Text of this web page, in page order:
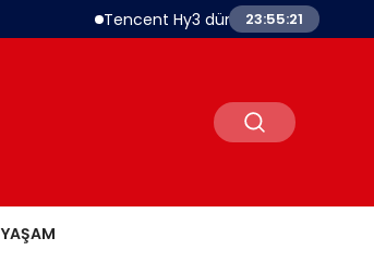
Tencent Hy3 dünya genelinde
23:55:21
YAŞAM